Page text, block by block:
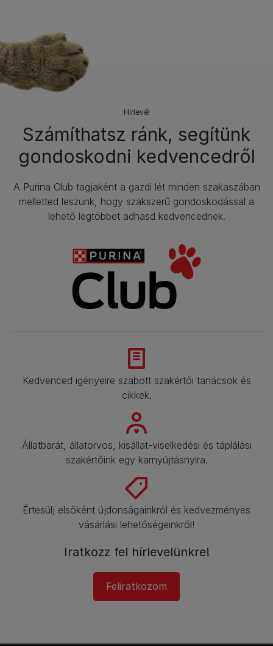
Hírlevél​
Számíthatsz ránk, segítünk
gondoskodni kedvencedről
A Purina Club tagjaként a gazdi lét minden szakaszában
melletted leszünk, hogy szakszerű gondoskodással a
lehető legtöbbet adhasd kedvencednek.​
Kedvenced igényeire szabott szakértői tanácsok és
cikkek.​
Állatbarát, állatorvos, kisállat-viselkedési és táplálási
szakértőink egy karnyújtásnyira.​
Értesülj elsőként újdonságainkról és kedvezményes
vásárlási lehetőségeinkről!​
Iratkozz fel hírlevelünkre!​
Feliratkozom